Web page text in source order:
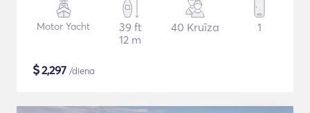
Motor Yacht
39 ft
12 m
40 Kruīza 1
$2,297 /diena